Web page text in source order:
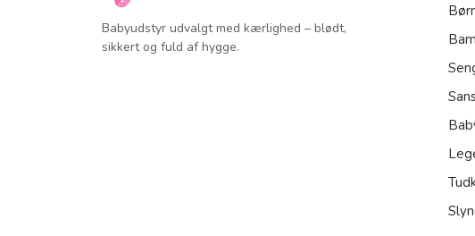
Babyudstyr udvalgt med kærlighed – blødt,
sikkert og fuld af hygge.